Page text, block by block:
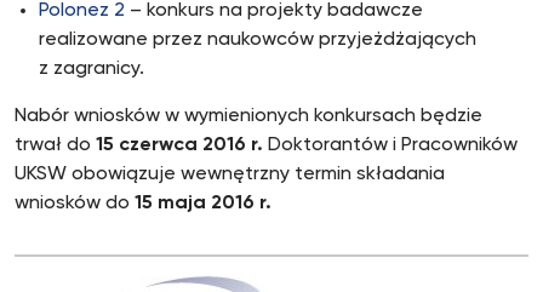
Polonez 2 – konkurs na projekty badawcze
realizowane przez naukowców przyjeżdżających
z zagranicy.
Nabór wniosków w wymienionych konkursach będzie
trwał do 15 czerwca 2016 r. Doktorantów i Pracowników
UKSW obowiązuje wewnętrzny termin składania
wniosków do 15 maja 2016 r.